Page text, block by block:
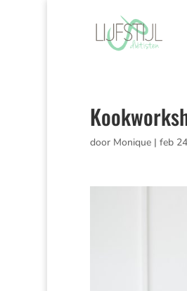
door Monique| feb